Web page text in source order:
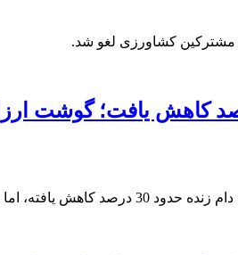
مشترکین کشاورزی لغو شد.
اما قیمت گوشت…